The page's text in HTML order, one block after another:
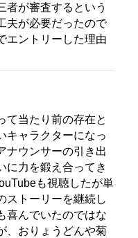
者が審査するという
夫が必要だったので
エントリーした理由
当たり前の存在と
キャラクターになっ
ナウンサーの引き出
に力を鍛え合ってき
も視聴したが単
ストーリーを継続し
喜んでいたのではな
、おりょうどんや菊